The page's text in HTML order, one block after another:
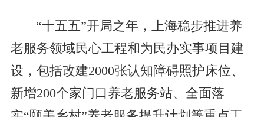
“十五五”开局之年，上海稳步推进养
老服务领域民心工程和为民办实事项目建
设，包括改建2000张认知障碍照护床位、
新增200个家门口养老服务站、全面落